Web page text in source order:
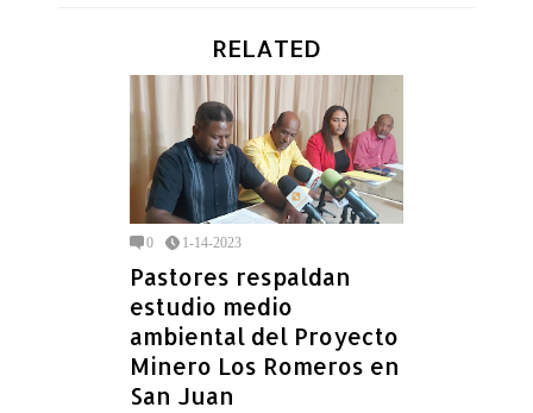
RELATED
0 1-14-2023
Pastores respaldan
estudio medio
ambiental del Proyecto
Minero Los Romeros en
San Juan